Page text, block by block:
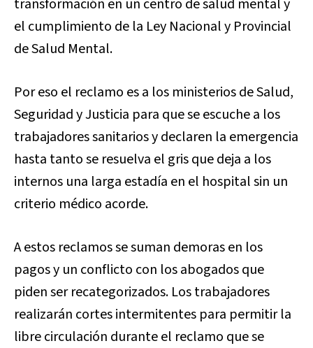
transformación en un centro de salud mental y
el cumplimiento de la Ley Nacional y Provincial
de Salud Mental.
Por eso el reclamo es a los ministerios de Salud,
Seguridad y Justicia para que se escuche a los
trabajadores sanitarios y declaren la emergencia
hasta tanto se resuelva el gris que deja a los
internos una larga estadía en el hospital sin un
criterio médico acorde.
A estos reclamos se suman demoras en los
pagos y un conflicto con los abogados que
piden ser recategorizados. Los trabajadores
realizarán cortes intermitentes para permitir la
libre circulación durante el reclamo que se